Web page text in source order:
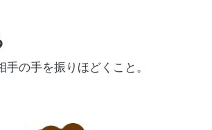
手の手を振りほどくこと。